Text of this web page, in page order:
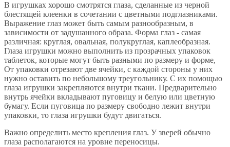
В игрушках хорошо смотрятся глаза, сделанные из черной
блестящей клеенки в сочетании с цветными подглазниками.
Выражение глаз может быть самым разнообразным, в
зависимости от задушанного образа. Форма глаз - самая
различная: круглая, овальная, полукруглая, каплеобразная.
Глаза игрушки можно выполнить из прозрачных упаковок
таблеток, которые могут быть разными по размеру и форме,
От упаковки отрезают две ячейки, с каждой стороны у них
нужно оставить по небольшому треугольнику. С их помощью
глаза игрушки закрепляются внутри ткани. Предварительно
внутрь ячейки вкладывают пуговицу и белую или цветную
бумагу. Если пуговица по размеру свободно лежит внутри
упаковки, то глаза игрушки будут двигаться.
Важно определить место крепления глаз. У зверей обычно
глаза располагаются на уровне переносицы.